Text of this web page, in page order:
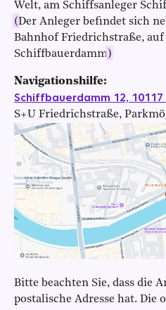
Welt, am Schiffsanleger
(Der Anleger befindet sich
Bahnhof Friedrichstraße, auf
Schiffbauerdamm )
Navigationshilfe:
Schiffbauerdamm 12, 10117
S+U Friedrichstraße,
Bitte beachten Sie, dass die
postalische Adresse hat. Die